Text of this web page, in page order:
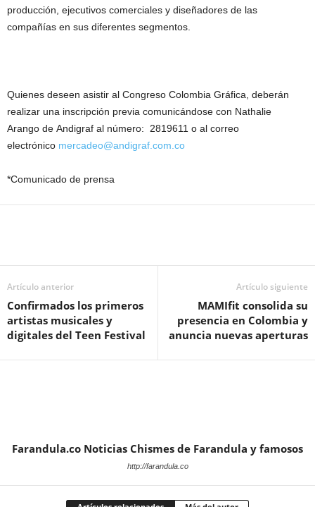
producción, ejecutivos comerciales y diseñadores de las
compañías en sus diferentes segmentos.
Quienes deseen asistir al Congreso Colombia Gráfica, deberán
realizar una inscripción previa comunicándose con Nathalie
Arango de Andigraf al número: 2819611 o al correo
electrónico mercadeo@andigraf.com.co
*Comunicado de prensa
Artículo anterior
Confirmados los primeros
artistas musicales y
digitales del Teen Festival
Artículo siguiente
MAMIfit consolida su
presencia en Colombia y
anuncia nuevas aperturas
Farandula.co Noticias Chismes de Farandula y famosos
http://farandula.co